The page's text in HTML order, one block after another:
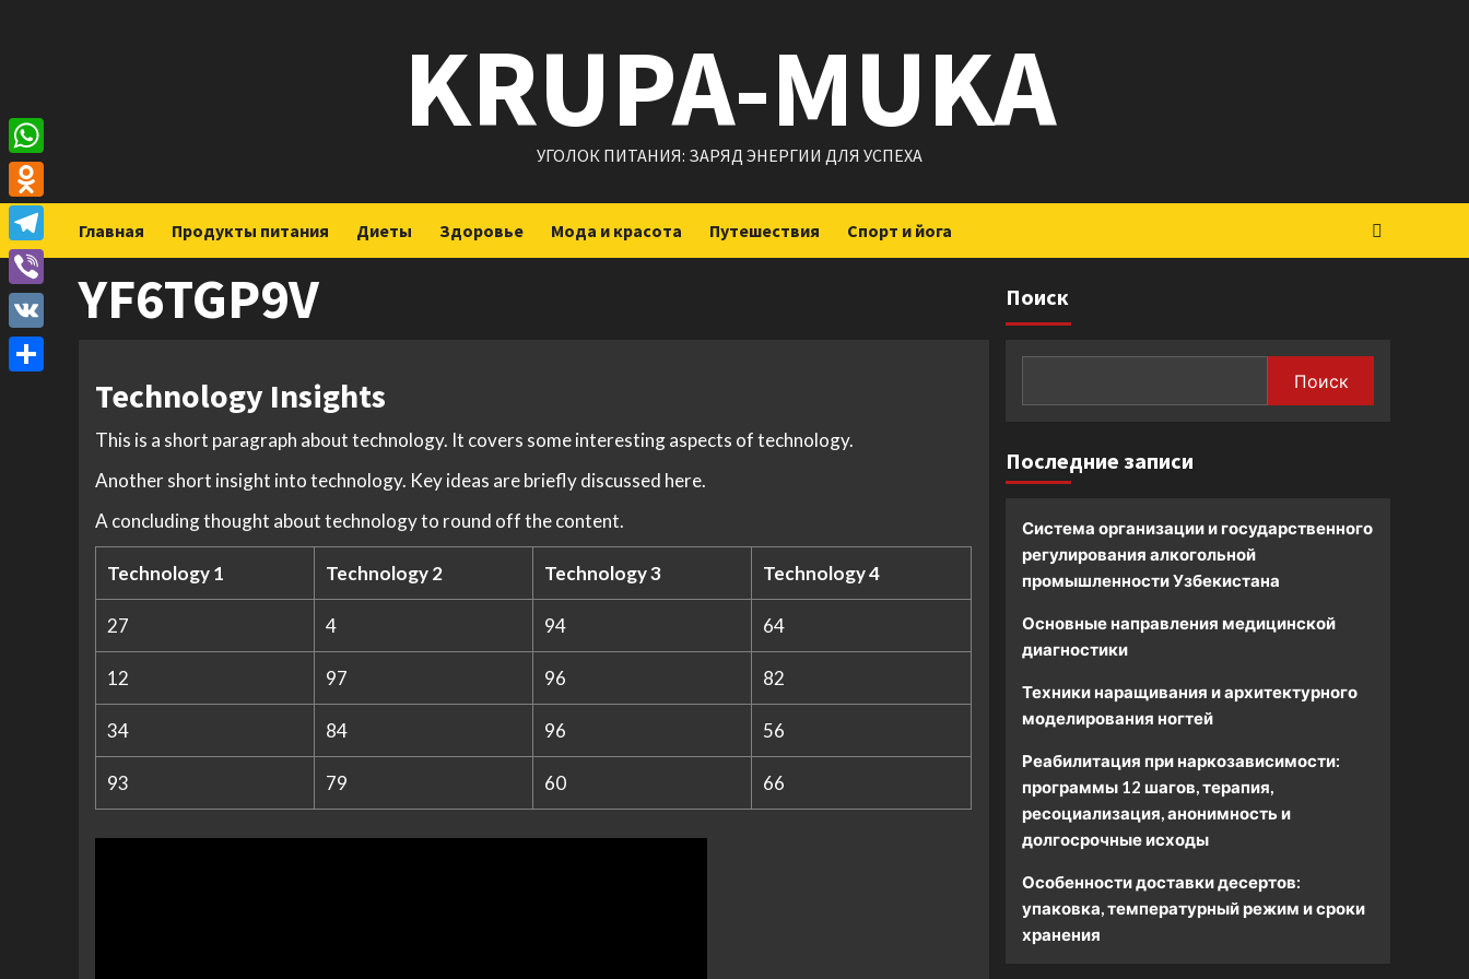
KRUPA-MUKA
УГОЛОК ПИТАНИЯ: ЗАРЯД ЭНЕРГИИ ДЛЯ УСПЕХА
Главная Продукты питания Диеты Здоровье Мода и красота Путешествия Спорт и йога
YF6TGP9V
Technology Insights
This is a short paragraph about technology. It covers some interesting aspects of technology.
Another short insight into technology. Key ideas are briefly discussed here.
A concluding thought about technology to round off the content.
Technology 1 Technology 2 Technology 3 Technology 4
27 4 94 64
12 97 96 82
34 84 96 56
93 79 60 66
Поиск
Поиск
Последние записи
Система организации и государственного
регулирования алкогольной
промышленности Узбекистана
Основные направления медицинской
диагностики
Техники наращивания и архитектурного
моделирования ногтей
Реабилитация при наркозависимости:
программы 12 шагов, терапия,
ресоциализация, анонимность и
долгосрочные исходы
Особенности доставки десертов:
упаковка, температурный режим и сроки
хранения
WhatsApp
Odnoklassniki
Telegram
Viber
VK
Отправить